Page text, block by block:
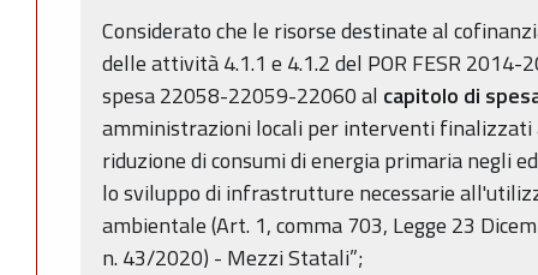
Considerato che le risorse destinate al
delle attività 4.1.1 e 4.1.2 del POR FESR
spesa 22058-22059-22060 al capitolo di
amministrazioni locali per interventi finalizzati
riduzione di consumi di energia primaria negli
lo sviluppo di infrastrutture necessarie
ambientale (Art. 1, comma 703, Legge 23
n. 43/2020) - Mezzi Statali”;